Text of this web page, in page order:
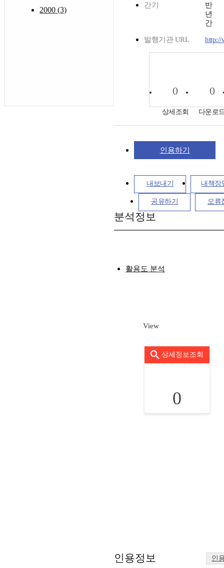
2000 (3)
간기
반
년
간
발행기관 URL http://
0
상세조회
0
다운로
인용하기
내보내기 내책장
공유하기 오류
분석정보
활용도 분석
View
상세정보조회
0
인용정보 인